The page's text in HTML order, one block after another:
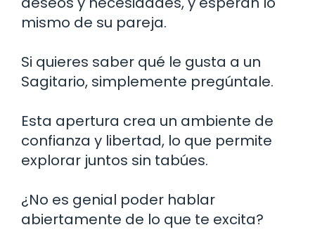
mismo de su pareja.
Si quieres saber qué le gusta a un
Sagitario, simplemente pregúntale.
Esta apertura crea un ambiente de
confianza y libertad, lo que permite
explorar juntos sin tabúes.
¿No es genial poder hablar
abiertamente de lo que te excita?